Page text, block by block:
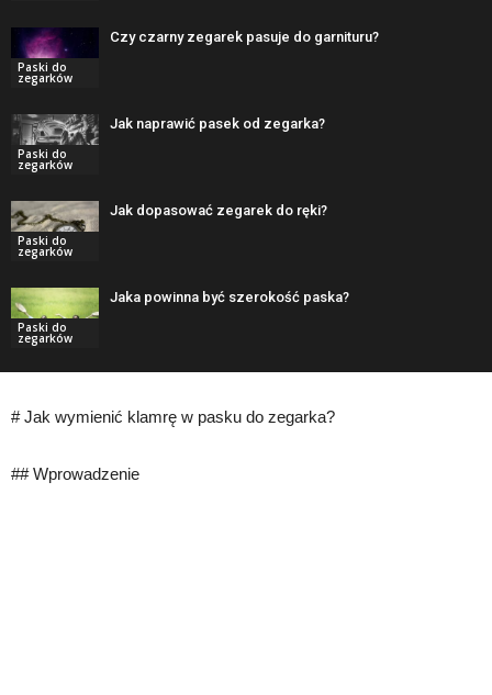
Paski do
zegarków
Czy czarny zegarek pasuje do garnituru?
Paski do
zegarków
Jak naprawić pasek od zegarka?
Paski do
zegarków
Jak dopasować zegarek do ręki?
Paski do
zegarków
Jaka powinna być szerokość paska?
# Jak wymienić klamrę w pasku do zegarka?
## Wprowadzenie